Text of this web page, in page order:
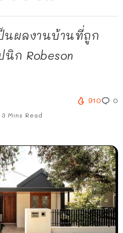
ป็นผลงานบ้านที่ถูก
ก Robeson
3 Mins Read
910 0